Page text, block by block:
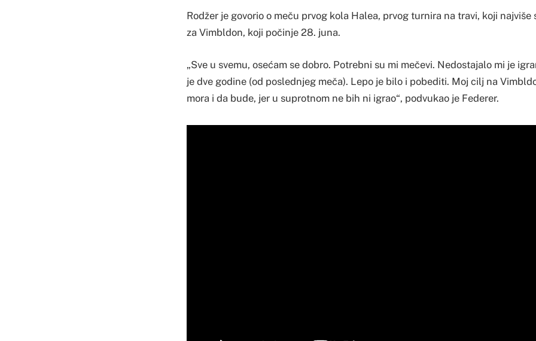
Rodžer je govorio o meču prvog kola Halea, prvog turnira na travi, koji najviše
za Vimbldon, koji počinje 28. juna.
„Sve u svemu, osećam se dobro. Potrebni su mi mečevi. Nedostajalo mi je
je dve godine (od poslednjeg meča). Lepo je bilo i pobediti. Moj cilj na
mora i da bude, jer u suprotnom ne bih ni igrao“, podvukao je Federer.